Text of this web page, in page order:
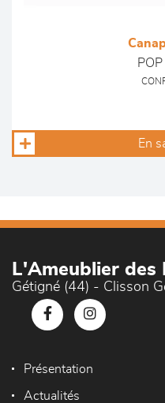
En
L'Ameublier des
Gétigné (44) - Clisson
Présentation
Actualités